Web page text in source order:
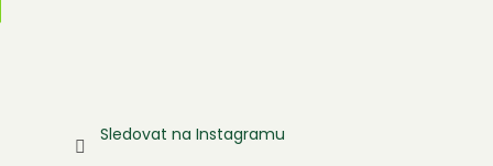
Sledovat na Instagramu